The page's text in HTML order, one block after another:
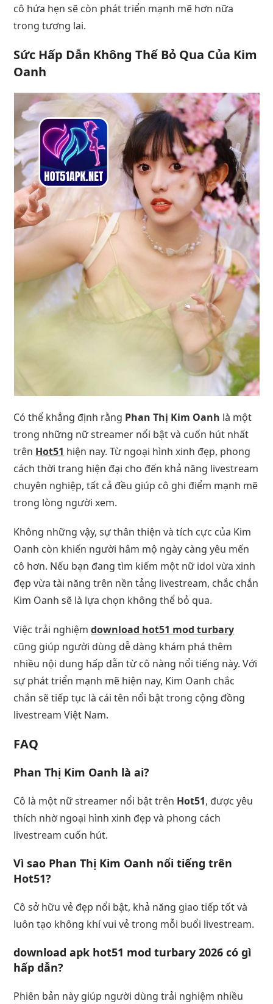
cô hứa hẹn sẽ còn phát triển mạnh mẽ hơn nữa
trong tương lai.
Sức Hấp Dẫn Không Thể Bỏ Qua Của Kim
Oanh
Có thể khẳng định rằng Phan Thị Kim Oanh là một
trong những nữ streamer nổi bật và cuốn hút nhất
trên Hot51 hiện nay. Từ ngoại hình xinh đẹp, phong
cách thời trang hiện đại cho đến khả năng livestream
chuyên nghiệp, tất cả đều giúp cô ghi điểm mạnh mẽ
trong lòng người xem.
Không những vậy, sự thân thiện và tích cực của Kim
Oanh còn khiến người hâm mộ ngày càng yêu mến
cô hơn. Nếu bạn đang tìm kiếm một nữ idol vừa xinh
đẹp vừa tài năng trên nền tảng livestream, chắc chắn
Kim Oanh sẽ là lựa chọn không thể bỏ qua.
Việc trải nghiệmdownload hot51 mod turbary
cũng giúp người dùng dễ dàng khám phá thêm
nhiều nội dung hấp dẫn từ cô nàng nổi tiếng này. Với
sự phát triển mạnh mẽ hiện nay, Kim Oanh chắc
chắn sẽ tiếp tục là cái tên nổi bật trong cộng đồng
livestream Việt Nam.
FAQ
Phan Thị Kim Oanh là ai?
Cô là một nữ streamer nổi bật trên Hot51, được yêu
thích nhờ ngoại hình xinh đẹp và phong cách
livestream cuốn hút.
Vì sao Phan Thị Kim Oanh nổi tiếng trên
Hot51?
Cô sở hữu vẻ đẹp nổi bật, khả năng giao tiếp tốt và
luôn tạo không khí vui vẻ trong mỗi buổi livestream.
download apk hot51 mod turbary 2026 có gì
hấp dẫn?
Phiên bản này giúp người dùng trải nghiệm nhiều